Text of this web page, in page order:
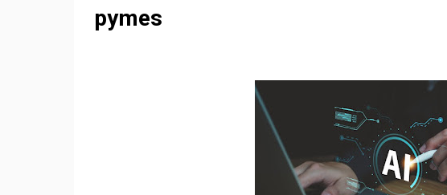
pymes